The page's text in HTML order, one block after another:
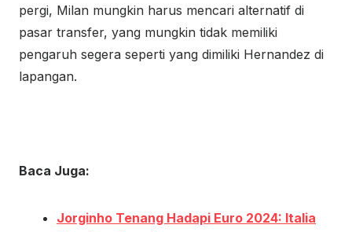
pergi, Milan mungkin harus mencari alternatif di
pasar transfer, yang mungkin tidak memiliki
pengaruh segera seperti yang dimiliki Hernandez di
lapangan.
Baca Juga:
Jorginho Tenang Hadapi Euro 2024: Italia